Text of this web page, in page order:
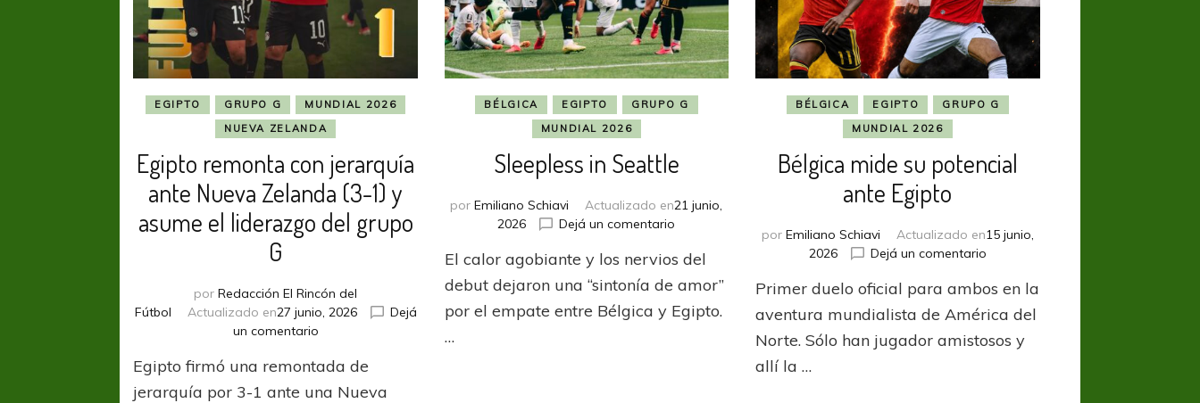
EGIPTO GRUPO G
MUNDIAL 2026
NUEVA ZELANDA
Egipto remonta con jerarquía
ante Nueva Zelanda (3-1) y
asume el liderazgo del grupo
G
porRedacción El Rincón del
Fútbol
Actualizado en27 junio, 2026
Dejá
un comentarioen
remonta
con
Egipto firmó una remontada de
jerarquía por 3-1 ante una Nueva
BÉLGICA EGIPTO
GRUPO G
MUNDIAL 2026
Sleepless in Seattle
porEmiliano Schiavi Actualizado en21 junio,
2026
Dejá un comentario
in
El calor agobiante y los nervios del
debut dejaron una “sintonía de amor”
por el empate entre Bélgica y Egipto.
…
BÉLGICA EGIPTO
GRUPO G
MUNDIAL 2026
Bélgica mide su potencial
ante Egipto
por Emiliano Schiavi Actualizado en15 junio,
2026
Dejá un comentarioen
mide
su
ante
Primer duelo oficial para ambos en la
aventura mundialista de América del
Norte. Sólo han jugador amistosos y
allí la …